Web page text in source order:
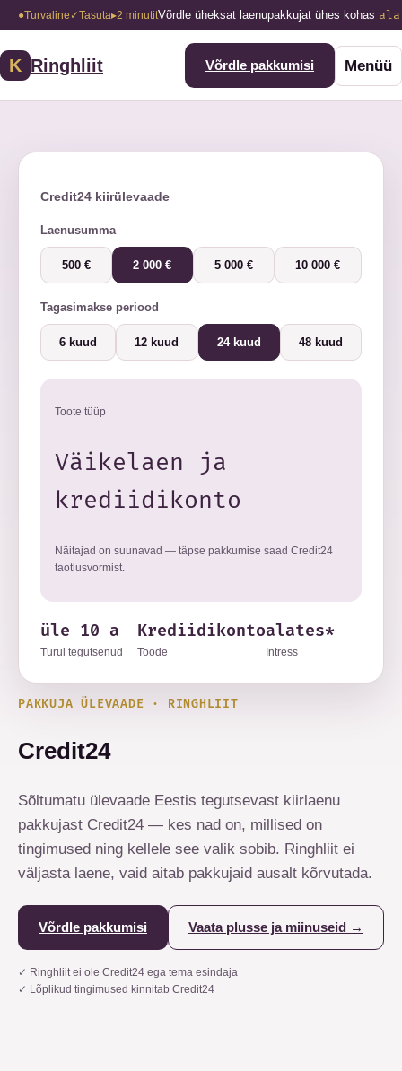
●Turvaline ✓Tasuta▸2 minutitVõrdle üheksat laenupakkujat ühes kohas
K Ringhliit Võrdle pakkumisi Menüü
PAKKUJA ÜLEVAADE · RINGHLIIT
Credit24
Sõltumatu ülevaade Eestis tegutsevast kiirlaenu
pakkujast Credit24 — kes nad on, millised on
tingimused ning kellele see valik sobib. Ringhliit ei
väljasta laene, vaid aitab pakkujaid ausalt kõrvutada.
Võrdle pakkumisi Vaata plusse ja miinuseid →
✓ Ringhliit ei ole Credit24 ega tema esindaja
✓ Lõplikud tingimused kinnitab Credit24
Credit24 kiirülevaade
Laenusumma
500 € 2 000 € 5 000 € 10 000 €
Tagasimakse periood
6 kuud 12 kuud 24 kuud 48 kuud
Toote tüüp
Väikelaen ja
krediidikonto
Näitajad on suunavad — täpse pakkumise saad Credit24
taotlusvormist.
üle 10 a
Turul tegutsenud
Krediidikonto
Toode
alates*
Intress